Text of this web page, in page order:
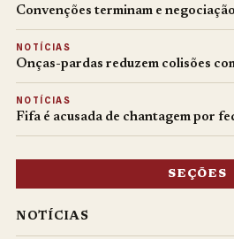
Convenções terminam e
NOTÍCIAS
Onças-pardas reduzem colisões
NOTÍCIAS
Fifa é acusada de chantagem por
SEÇÕES
NOTÍCIAS